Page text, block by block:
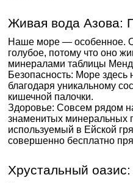
Живая вода Азова:
Наше море — особенное.
голубое, потому что оно
минералами таблицы
Безопасность: Море здесь
благодаря уникальному
кишечной палочки.
Здоровье: Совсем рядом
знаменитых минеральных
используемый в Ейской
совершенно бесплатно
Хрустальный